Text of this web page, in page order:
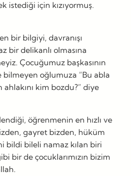
istediği için kızıyormuş.
bir bilgiyi, davranışı
delikanlı olmasına
Çocuğumuz başkasının
bilmeyen oğlumuza “Bu abla
kim bozdu?” diye
öğrenmenin en hızlı ve
gayret bizden, hüküm
bildi bileli namaz kılan biri
bir de çocuklarımızın bizim